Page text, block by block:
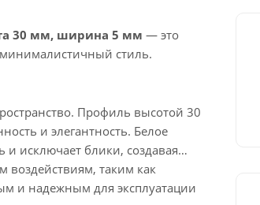
30 мм, ширина 5 мм — это
минималистичный стиль.
Профиль высотой 30
и элегантность. Белое
исключает блики, создавая
таким как
и надежным для эксплуатации